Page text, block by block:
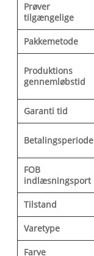
Prøver
tilgængelige
Pakkemetode
Produktions
gennemløbstid
Garanti tid
Betalingsperiode
FOB
indlæsningsport
Tilstand
Varetype
Farve